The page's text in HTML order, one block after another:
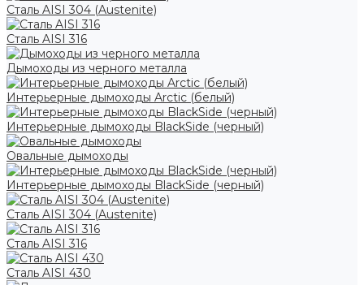
Сталь AISI 304 (Austenite)
Сталь AISI 316
Дымоходы из черного металла
Интерьерные дымоходы Arctic (белый)
Интерьерные дымоходы BlackSide (черный)
Овальные дымоходы
Интерьерные дымоходы BlackSide (черный)
Сталь AISI 304 (Austenite)
Сталь AISI 316
Сталь AISI 430